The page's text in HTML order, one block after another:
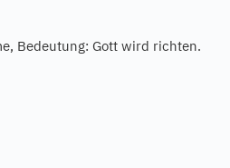
Bedeutung: Gott wird richten.